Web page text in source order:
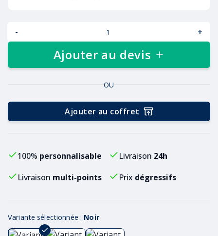
- +
Ajouter au devis
OU
Ajouter au coffret
100% personnalisable Livraison 24h
Livraison multi-points Prix dégressifs
Variante sélectionnée : Noir